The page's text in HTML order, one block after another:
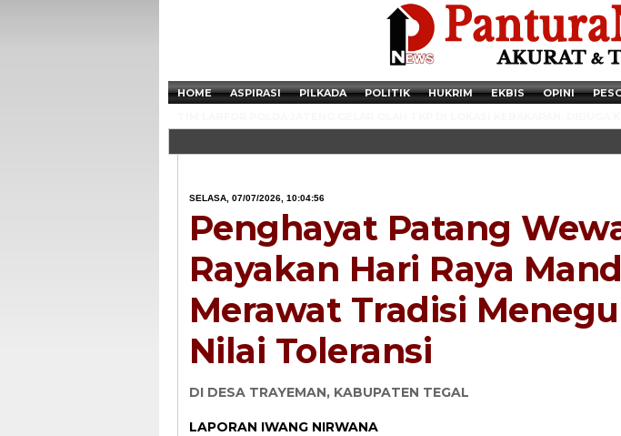
HOME ASPIRASI PILKADA POLITIK HUKRIM EKBIS OPINI
Newsticker - 14:41:41 Miris,
SELASA, 07/07/2026, 10:04:56
Penghayat Patang
Rayakan Hari Raya
Merawat Tradisi
Nilai Toleransi
DI DESA TRAYEMAN, KABUPATEN TEGAL
LAPORAN IWANG NIRWANA